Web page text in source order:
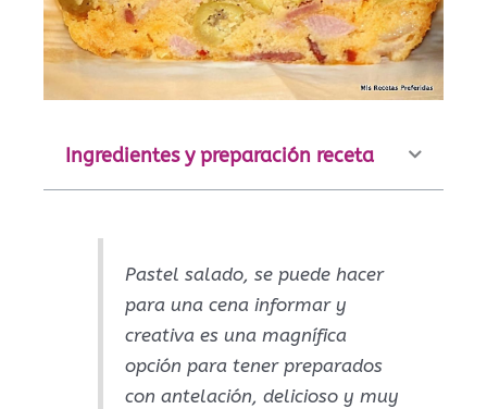
Ingredientes y preparación receta
Pastel salado, se puede hacer
para una cena informar y
creativa es una magnífica
opción para tener preparados
con antelación, delicioso y muy